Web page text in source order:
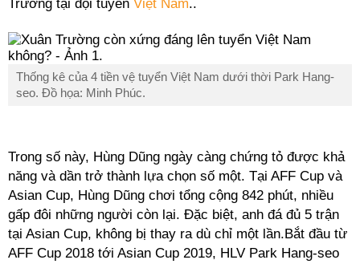
Trường tại đội tuyển Việt Nam..
Thống kê của 4 tiền vệ tuyển Việt Nam dưới thời Park Hang-
seo. Đồ họa: Minh Phúc.
Trong số này, Hùng Dũng ngày càng chứng tỏ được khả
năng và dần trở thành lựa chọn số một. Tại AFF Cup và
Asian Cup, Hùng Dũng chơi tổng cộng 842 phút, nhiều
gấp đôi những người còn lại. Đặc biệt, anh đá đủ 5 trận
tại Asian Cup, không bị thay ra dù chỉ một lần.Bắt đầu từ
AFF Cup 2018 tới Asian Cup 2019, HLV Park Hang-seo